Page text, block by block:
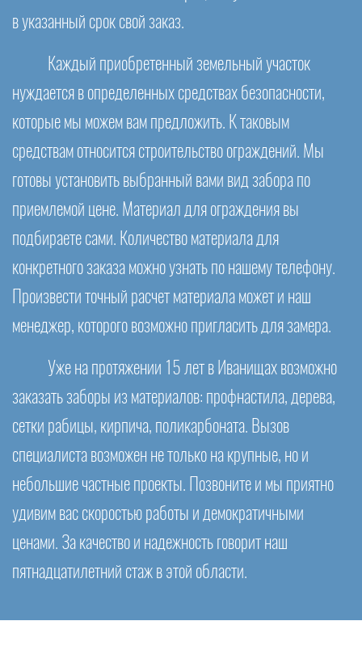
в указанный срок свой заказ.
Каждый приобретенный земельный участок
нуждается в определенных средствах безопасности,
которые мы можем вам предложить. К таковым
средствам относится строительство ограждений. Мы
готовы установить выбранный вами вид забора по
приемлемой цене. Материал для ограждения вы
подбираете сами. Количество материала для
конкретного заказа можно узнать по нашему телефону.
Произвести точный расчет материала может и наш
менеджер, которого возможно пригласить для замера.
Уже на протяжении 15 лет в Иванищах возможно
заказать заборы из материалов: профнастила, дерева,
сетки рабицы, кирпича, поликарбоната. Вызов
специалиста возможен не только на крупные, но и
небольшие частные проекты. Позвоните и мы приятно
удивим вас скоростью работы и демократичными
ценами. За качество и надежность говорит наш
пятнадцатилетний стаж в этой области.